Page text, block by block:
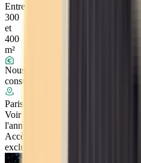
Entre
300
et
400
m²
Nous
consulter
Paris
Voir
l'annonce
Accès
exclusif